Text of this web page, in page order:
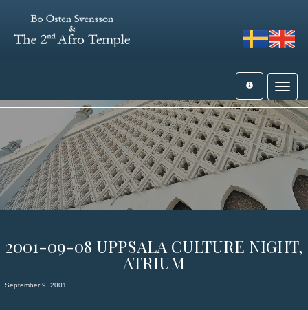
Toggle
2001-09-08 UPPSALA CULTURE NIGHT,
ATRIUM
September 9, 2001